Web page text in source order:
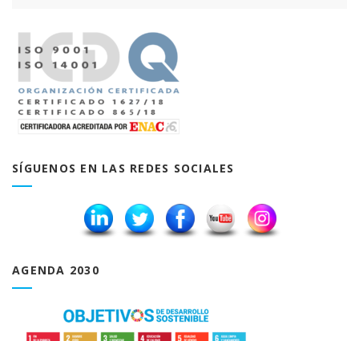
SÍGUENOS EN LAS REDES SOCIALES
AGENDA 2030